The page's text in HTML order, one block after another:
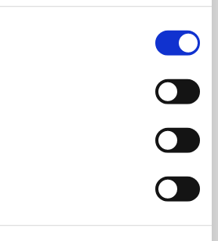
Zentrifuge